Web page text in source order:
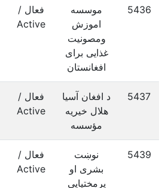
5436
موسسه
اموزش
ومصونیت
غذایی برای
افغانستان
فعال /
Active
5437
د افغان آسیا
هلال خیریه
مؤسسه
فعال /
Active
5439
نوښت
بشری او
پرمختیایی
فعال /
Active